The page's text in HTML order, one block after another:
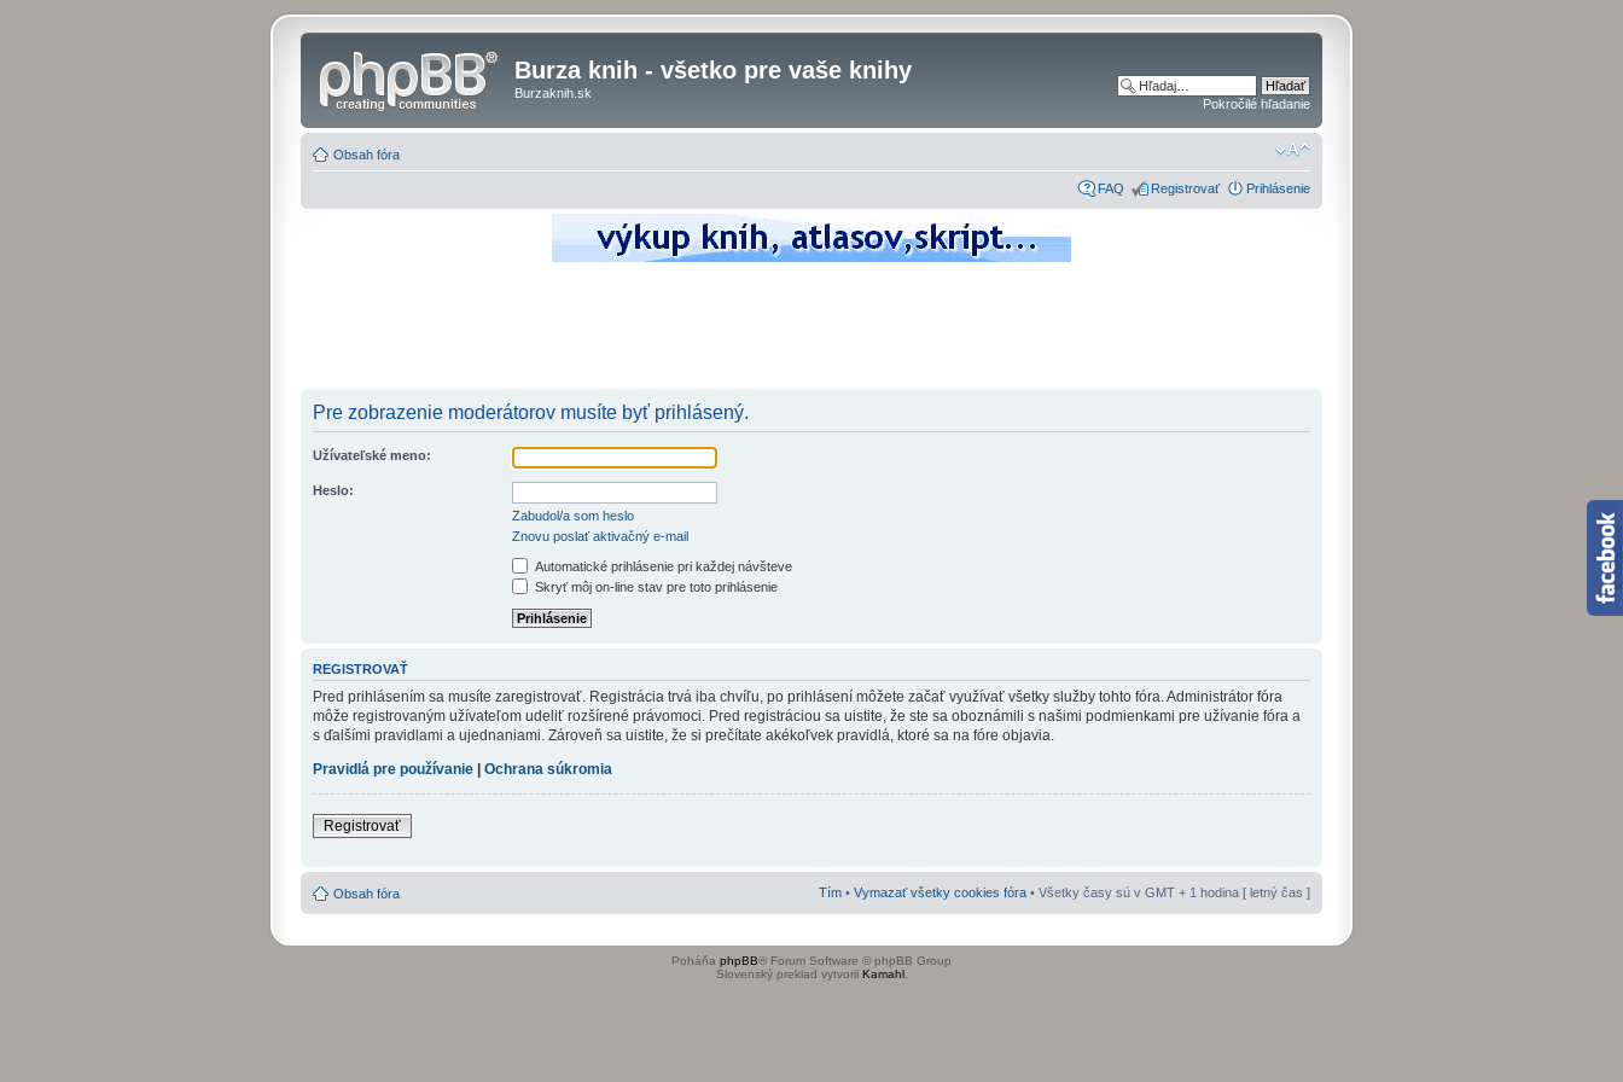
Burza knih - všetko pre vaše knihy
Burzaknih.sk
Pokročilé hľadanie
Obsah fóra
FAQ Registrovať Prihlásenie
Pre zobrazenie moderátorov musíte byť prihlásený.
Užívateľské meno:
Heslo:
Zabudol/a som heslo
Znovu poslať aktivačný e-mail
Automatické prihlásenie pri každej návšteve
Skryť môj on-line stav pre toto prihlásenie
REGISTROVAŤ
Pred prihlásením sa musíte zaregistrovať. Registrácia trvá iba chvíľu, po prihlásení môžete začať využívať všetky služby tohto fóra. Administrátor fóra
môže registrovaným užívateľom udeliť rozšírené právomoci. Pred registráciou sa uistite, že ste sa oboznámili s našimi podmienkami pre užívanie fóra a
s ďalšími pravidlami a ujednaniami. Zároveň sa uistite, že si prečítate akékoľvek pravidlá, ktoré sa na fóre objavia.
Pravidlá pre používanie
Ochrana súkromia
Registrovať
Obsah fóra Tím • Vymazať všetky cookies fóra • Všetky časy sú v GMT + 1 hodina [ letný čas ]
Poháňa phpBB® Forum Software © phpBB Group
Slovenský preklad vytvoril Kamahl.